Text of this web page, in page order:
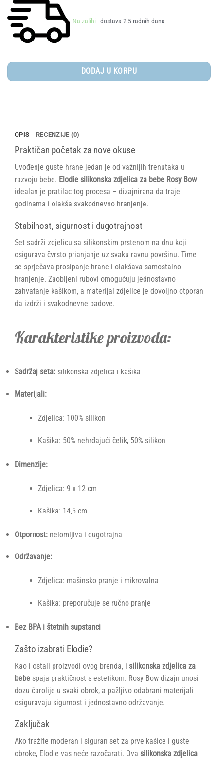
Na zalihi - dostava 2-5 radnih dana
DODAJ U KORPU
OPIS RECENZIJE (0)
Praktičan početak za nove okuse
Uvođenje guste hrane jedan je od važnijih trenutaka u
razvoju bebe. Elodie silikonska zdjelica za bebe Rosy Bow
idealan je pratilac tog procesa – dizajnirana da traje
godinama i olakša svakodnevno hranjenje.
Stabilnost, sigurnost i dugotrajnost
Set sadrži zdjelicu sa silikonskim prstenom na dnu koji
osigurava čvrsto prianjanje uz svaku ravnu površinu. Time
se sprječava prosipanje hrane i olakšava samostalno
hranjenje. Zaobljeni rubovi omogućuju jednostavno
zahvatanje kašikom, a materijal zdjelice je dovoljno otporan
da izdrži i svakodnevne padove.
Karakteristike proizvoda:
Sadržaj seta: silikonska zdjelica i kašika
Materijali:
Zdjelica: 100% silikon
Kašika: 50% nehrđajući čelik, 50% silikon
Dimenzije:
Zdjelica: 9 x 12 cm
Kašika: 14,5 cm
Otpornost: nelomljiva i dugotrajna
Održavanje:
Zdjelica: mašinsko pranje i mikrovalna
Kašika: preporučuje se ručno pranje
Bez BPA i štetnih supstanci
Zašto izabrati Elodie?
Kao i ostali proizvodi ovog brenda, i silikonska zdjelica za
bebe spaja praktičnost s estetikom. Rosy Bow dizajn unosi
dozu čarolije u svaki obrok, a pažljivo odabrani materijali
osiguravaju sigurnost i jednostavno održavanje.
Zaključak
Ako tražite moderan i siguran set za prve kašice i guste
obroke, Elodie vas neće razočarati. Ova silikonska zdjelica